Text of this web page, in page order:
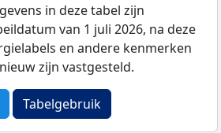
in deze tabel zijn
van 1 juli 2026, na deze
en andere kenmerken
zijn vastgesteld.
Tabelgebruik